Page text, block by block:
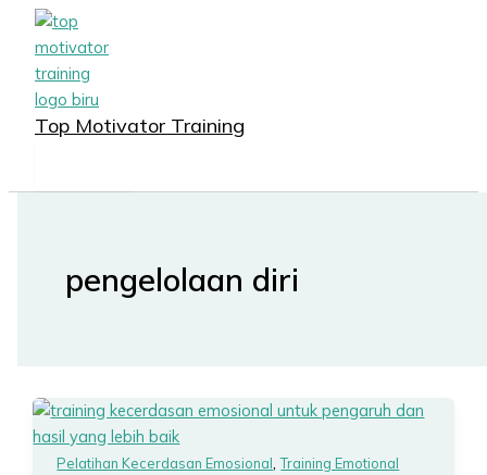
Lewati
konten
Top Motivator Training
MENU
pengelolaan diri
Pelatihan Kecerdasan Emosional,Training Emotional